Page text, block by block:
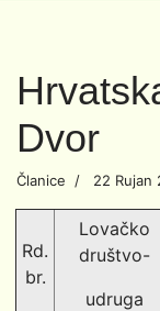
Dvor
Članice 22 Rujan
Rd.
br.
Lovačko
društvo-
udruga